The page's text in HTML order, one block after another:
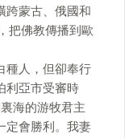
跨蒙古、俄國和
把佛教傳播到歐
種人，但卻奉行
利亞市受審時
海的游牧君主
定會勝利。我妻